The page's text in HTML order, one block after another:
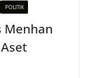
POLITIK
Menhan